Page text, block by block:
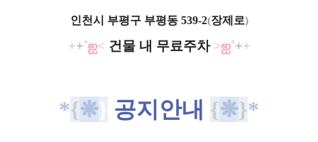
인천시 부평구 부평동 539-2(장제로)
++˚ஐ​< 건물 내 무료주차 >ஐ​˚++
*{❋ 공지안내 {❋}*